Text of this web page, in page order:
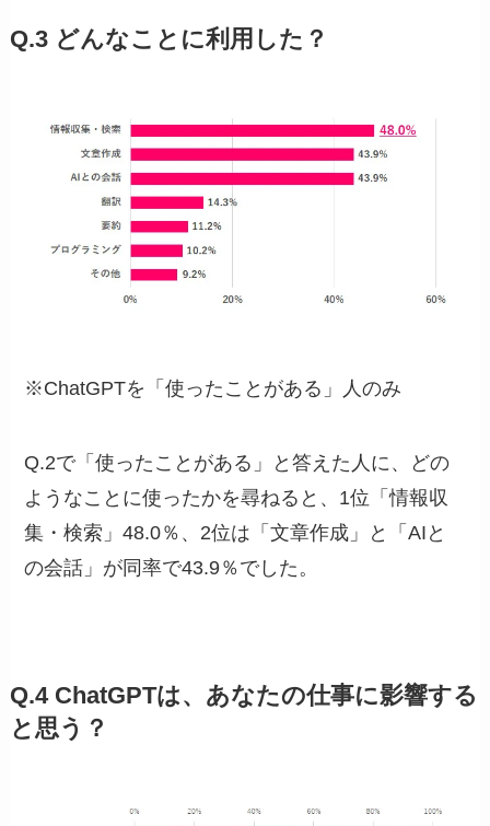
Q.3 どんなことに利用した？
※ChatGPTを「使ったことがある」人のみ
Q.2で「使ったことがある」と答えた人に、どの
ようなことに使ったかを尋ねると、1位「情報収
集・検索」48.0％、2位は「文章作成」と「AIと
の会話」が同率で43.9％でした。
Q.4 ChatGPTは、あなたの仕事に影響する
と思う？